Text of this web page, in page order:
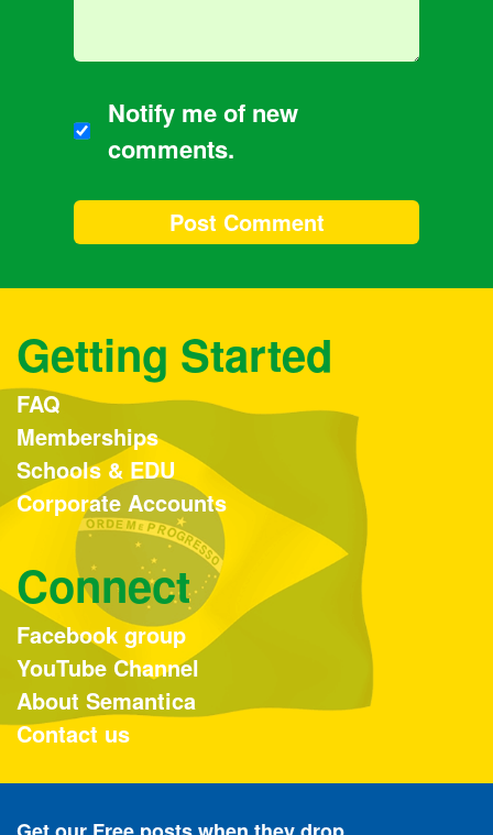
Notify me of new
comments.
Getting Started
FAQ
Memberships
Schools & EDU
Corporate Accounts
Connect
Facebook group
YouTube Channel
About Semantica
Contact us